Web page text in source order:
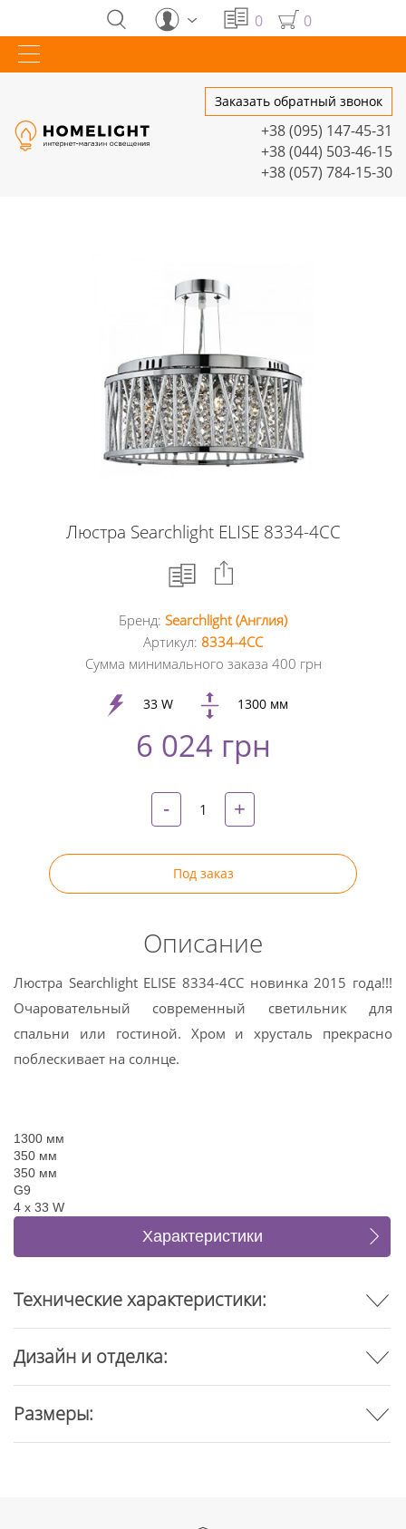
0 0
Заказать обратный звонок
+38 (095) 147-45-31
+38 (044) 503-46-15
+38 (057) 784-15-30
Люстра Searchlight ELISE 8334-4CC
Facebook
Twitter
Pinterest
Бренд: Searchlight (Англия)
Артикул: 8334-4CC
Сумма минимального заказа 400 грн
33 W 1300 мм
6 024 грн
- +
Под заказ
Описание
Люстра Searchlight ELISE 8334-4CC новинка 2015 года!!!
Очаровательный современный светильник для
спальни или гостиной. Хром и хрусталь прекрасно
поблескивает на солнце.
1300 мм
350 мм
350 мм
G9
4 x 33 W
Характеристики
Отзывы
Технические характеристики:
Дизайн и отделка:
Размеры: